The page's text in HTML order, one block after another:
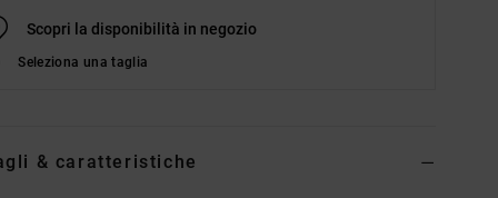
Scopri la disponibilità in negozio
Seleziona una taglia
& caratteristiche